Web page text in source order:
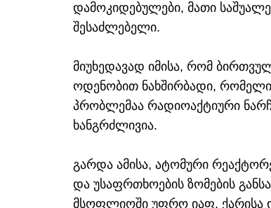
დამოკიდებულები, მათი
შესაძლებელი.
მიუხედავად იმისა, რომ
ოდენობით ნახშირბადი,
პრობლემაა რადიოაქტიური
ხანგრძლივია.
გარდა ამისა, ატომური
და უსაფრთხოების ზომების
მსოფლიოში უფრო იაფ, ქარისა